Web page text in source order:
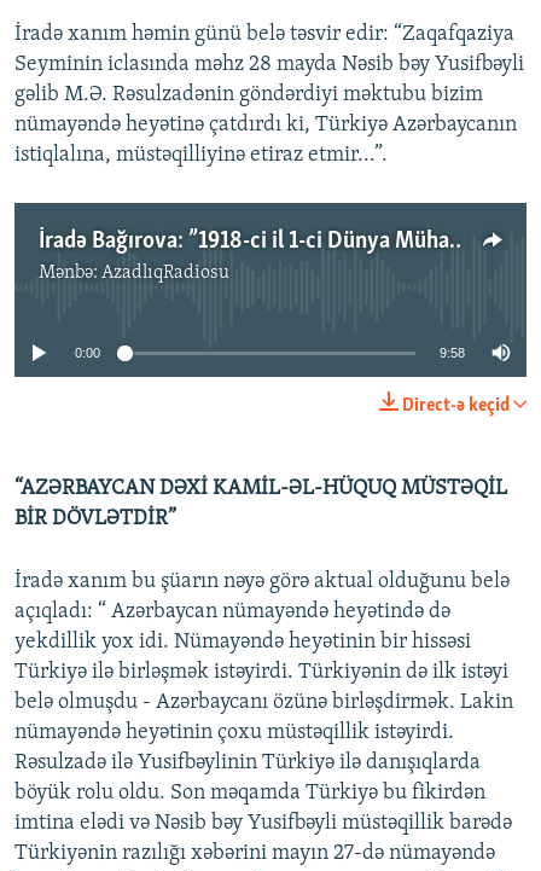
İradə xanım həmin günü belə təsvir edir: “Zaqafqaziya
Seyminin iclasında məhz 28 mayda Nəsib bəy Yusifbəyli
gəlib M.Ə. Rəsulzadənin göndərdiyi məktubu bizim
nümayəndə heyətinə çatdırdı ki, Türkiyə Azərbaycanın
istiqlalına, müstəqilliyinə etiraz etmir...”.
İradə Bağırova: ”1918-ci il 1-ci Dünya Müharibəsinin sonuncu ili idi. Böyük dövlətlər Qafqazı öz aralarında bölmək niyyətindəydilər"
Mənbə: AzadlıqRadiosu
No media source currently available
0:00 9:58
Direct-ə keçid
“AZƏRBAYCAN DƏXİ KAMİL-ƏL-HÜQUQ MÜSTƏQİL
BİR DÖVLƏTDİR”
İradə xanım bu şüarın nəyə görə aktual olduğunu belə
açıqladı: “ Azərbaycan nümayəndə heyətində də
yekdillik yox idi. Nümayəndə heyətinin bir hissəsi
Türkiyə ilə birləşmək istəyirdi. Türkiyənin də ilk istəyi
belə olmuşdu - Azərbaycanı özünə birləşdirmək. Lakin
nümayəndə heyətinin çoxu müstəqillik istəyirdi.
Rəsulzadə ilə Yusifbəylinin Türkiyə ilə danışıqlarda
böyük rolu oldu. Son məqamda Türkiyə bu fikirdən
imtina elədi və Nəsib bəy Yusifbəyli müstəqillik barədə
Türkiyənin razılığı xəbərini mayın 27-də nümayəndə